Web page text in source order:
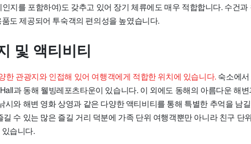
지를 포함하여)도 갖추고 있어 장기 체류에도 매우 적합합니다. 수건과
도 제공되어 투숙객의 편의성을 높였습니다.
및 액티비티
한 관광지와 인접해 있어 여행객에게 적합한 위치에 있습니다. 숙소에
과 동해 웰빙레포츠타운이 있습니다. 이 외에도 동해의 아름다운 해
시와 해변 영화 상영과 같은 다양한 액티비티를 통해 특별한 추억을 남
길 수 있는 많은 즐길 거리 덕분에 가족 단위 여행객뿐만 아니라 친구 단
습니다.